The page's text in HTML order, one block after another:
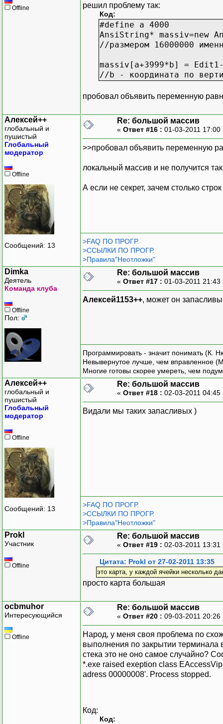
Offline решил проблему так:
Код:
#define a 4000
AnsiString* massiv=new
//размером 16000000
massiv[a+3999*b] =
//b - координата по
пробовал объявить переменную
Алексей++
глобальный и
пушистый
Глобальный
модератор
Offline
Сообщений: 13
Re: большой массив
« Ответ #16 : 01-03-2011
>>пробовал объявить переменную
локальный массив и не получится
А если не секрет, зачем столько
>FAQ ПО ПРОГР.
>ССЫЛКИ ПО ПРОГР.
>Правила"Неотложки"
Dimka
Деятель
Команда клуба
Offline
Пол:
Re: большой массив
« Ответ #17 : 01-03-2011
Алексей1153++, может он
Программировать - значит понимать (К.
Невывернутое лучше, чем вправленное
Многие готовы скорее умереть, чем
Алексей++
глобальный и
пушистый
Глобальный
модератор
Offline
Сообщений: 13
Re: большой массив
« Ответ #18 : 02-03-2011
Видали мы таких запасливых )
>FAQ ПО ПРОГР.
>ССЫЛКИ ПО ПРОГР.
>Правила"Неотложки"
Prokl
Участник
Offline
Re: большой массив
« Ответ #19 : 02-03-2011
Цитата: Prokl от 27-02-2011 13:35
это карта, у каждой ячейки несколько
просто карта большая
ocbmuhor
Интересующийся
Offline
Re: большой массив
« Ответ #20 : 09-03-2011
Народ, у меня своя проблема по
выполнения по закрытии терминала
стека это не оно самое случайно?
*.exe raised exeption class
adress 00000008'. Process stopped.
Код:
Код: